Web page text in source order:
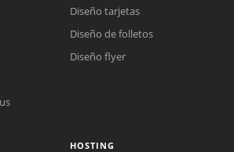
Diseño tarjetas
Diseño de folletos
Diseño flyer
HOSTING